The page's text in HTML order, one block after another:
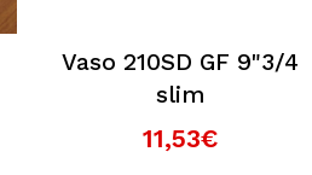
Vaso 210SD GF 9"3/4
slim
11,53€